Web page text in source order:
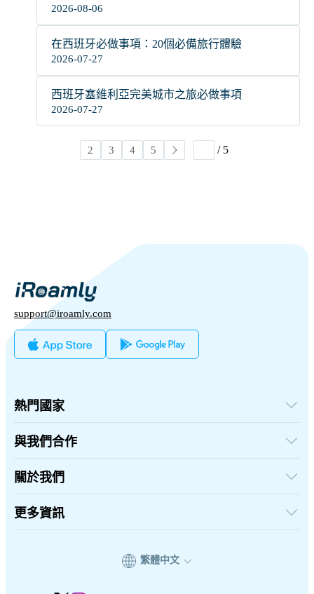
2026-08-06
在西班牙必做事項：20個必備旅行體驗
2026-07-27
西班牙塞維利亞完美城市之旅必做事項
2026-07-27
2 3 4 5 / 5
support@iroamly.com
熱門國家
美國
英國
土耳其
泰國
日本
義大利
印度
與我們合作
批發平台
推薦及賺取
聯盟計劃
關於我們
關於iRoamly
聯絡我們
更多資訊
支援中心
繁體中文